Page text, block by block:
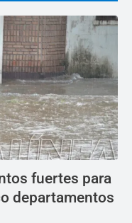
fuertes para
departamentos